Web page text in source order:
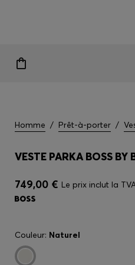
Homme / Prêt-à-porter /
VESTE PARKA BOSS
749,00 € Le prix inclut la
Couleur: Naturel